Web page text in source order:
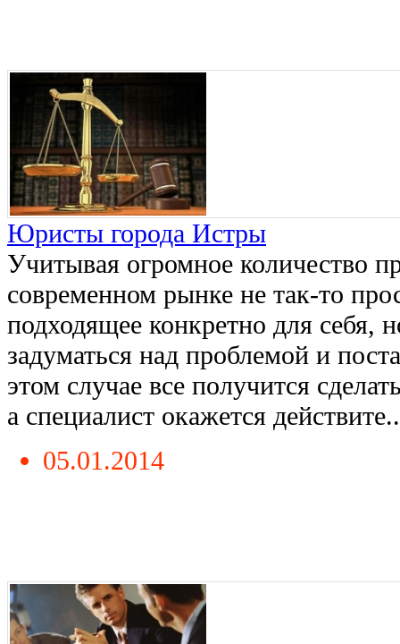
Юристы города Истры
Учитывая огромное количество
современном рынке не так-то
подходящее конкретно для себя,
задуматься над проблемой и
этом случае все получится
а специалист окажется
05.01.2014